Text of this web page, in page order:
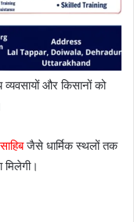
और किसानों को
जैसे धार्मिक स्थलों तक